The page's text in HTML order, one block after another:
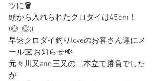
ツに🪣
頭から入れられたクロダイは45cm！
(◎_◎;)
早速クロダイ釣りloveのお客さん達にメ
ール✉️お知らせ📢
元々川又and三又の二本立て勝負でした
が